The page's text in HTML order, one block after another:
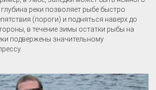
реки позволяет рыбе быстро
(пороги) и подняться наверх до
в течение зимы остатки рыбы на
подвержены значительному